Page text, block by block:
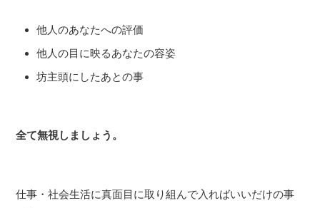
他人のあなたへの評価
他人の目に映るあなたの容姿
坊主頭にしたあとの事
全て無視しましょう。
仕事・社会生活に真面目に取り組んで入ればいいだけの事